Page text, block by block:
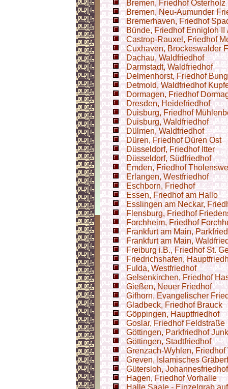
Bremen, Friedhof Osterholz
Bremen, Neu-Aumunder
Bremerhaven, Friedhof
Bünde, Friedhof Ennigloh II
Castrop-Rauxel, Friedhof
Cuxhaven, Brockeswalder
Dachau, Waldfriedhof
Darmstadt, Waldfriedhof
Delmenhorst, Friedhof
Detmold, Waldfriedhof
Dormagen, Friedhof
Dresden, Heidefriedhof
Duisburg, Friedhof
Duisburg, Waldfriedhof
Dülmen, Waldfriedhof
Düren, Friedhof Düren Ost
Düsseldorf, Friedhof Itter
Düsseldorf, Südfriedhof
Emden, Friedhof
Erlangen, Westfriedhof
Eschborn, Friedhof
Essen, Friedhof am Hallo
Esslingen am Neckar,
Flensburg, Friedhof
Forchheim, Friedhof
Frankfurt am Main,
Frankfurt am Main,
Freiburg i.B., Friedhof St.
Friedrichshafen,
Fulda, Westfriedhof
Gelsenkirchen, Friedhof
Gießen, Neuer Friedhof
Gifhorn, Evangelischer
Gladbeck, Friedhof Brauck
Göppingen, Hauptfriedhof
Goslar, Friedhof Feldstraße
Göttingen, Parkfriedhof
Göttingen, Stadtfriedhof
Grenzach-Wyhlen, Friedhof
Greven, Islamisches
Gütersloh, Johannesfriedhof
Hagen, Friedhof Vorhalle
Halle Saale - Einzelgrab